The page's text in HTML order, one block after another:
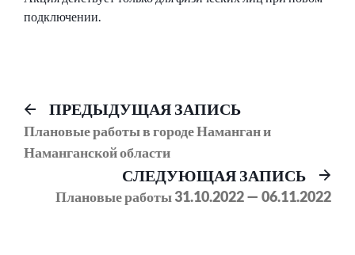
подключении.
Навигация
по
записям
ПРЕДЫДУЩАЯ ЗАПИСЬПредыдущий
пост:
Плановые работы в городе Наманган и
Наманганской области
СЛЕДУЮЩАЯ ЗАПИСЬ
Плановые работы 31.10.2022 — 06.11.2022